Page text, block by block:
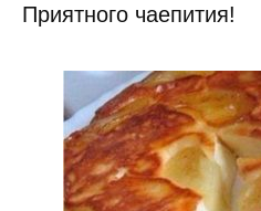
Приятного чаепития!